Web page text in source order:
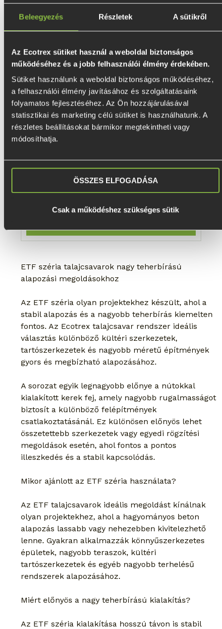
Beleegyezés Részletek A sütikről
Az Ecotrex sütiket használ a weboldal biztonságos
működéséhez és a jobb felhasználói élmény érdekében.
Sütiket használunk a weboldal biztonságos működéséhez,
a felhasználói élmény javításához és szolgáltatásaink
folyamatos fejlesztéséhez. Az Ön hozzájárulásával
statisztikai és marketing célú sütiket is használhatunk. A
részletes beállításokat bármikor megtekintheti vagy
módosíthatja.
ÖSSZES ELFOGADÁSA
Csak a működéshez szükséges sütik
Ecotrex talajcsavar – ETF 76x2000x200
ETF széria talajcsavarok nagy teherbírású
alapozási megoldásokhoz
Az ETF széria olyan projektekhez készült, ahol a
stabil alapozás és a nagyobb teherbírás kiemelten
fontos. Az Ecotrex talajcsavar rendszer ideális
választás különböző kültéri szerkezetek,
tartószerkezetek és nagyobb méretű építmények
gyors és megbízható alapozásához.
A sorozat egyik legnagyobb előnye a nútokkal
kialakított kerek fej, amely nagyobb rugalmasságot
biztosít a különböző felépítmények
csatlakoztatásánál. Ez különösen előnyös lehet
összetettebb szerkezetek vagy egyedi rögzítési
megoldások esetén, ahol fontos a pontos
illeszkedés és a stabil kapcsolódás.
Mikor ajánlott az ETF széria használata?
Az ETF talajcsavarok ideális megoldást kínálnak
olyan projektekhez, ahol a hagyományos beton
alapozás lassabb vagy nehezebben kivitelezhető
lenne. Gyakran alkalmazzák könnyűszerkezetes
épületek, nagyobb teraszok, kültéri
tartószerkezetek és egyéb nagyobb terhelésű
rendszerek alapozásához.
Miért előnyös a nagy teherbírású kialakítás?
Az ETF széria kialakítása hosszú távon is stabil